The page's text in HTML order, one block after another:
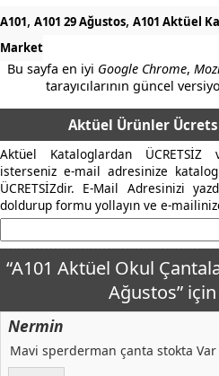
A101, A101 29 Ağustos, A101 Aktüel
Market
Bu sayfa en iyi Google Chrome,
tarayıcılarının güncel
Aktüel Ürünler
Aktüel Kataloglardan
isterseniz e-mail adresinize
ÜCRETSİZdir. E-Mail Adresinizi
doldurup formu yollayın ve e-
“A101 Aktüel Okul
Ağustos”
Nermin
Mavi sperderman çanta stokta Var